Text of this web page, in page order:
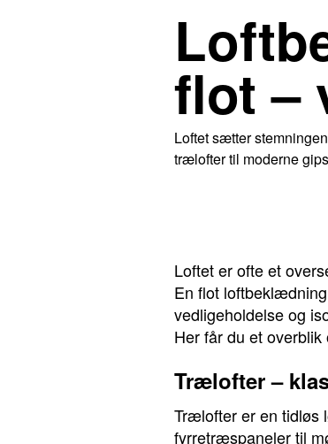
flot –
Loftet sætter
trælofter til moderne
Loftet er ofte et
En flot
vedligeholdelse og
Her får du et
Trælofter –
Trælofter er en tidløs
fyrretræspaneler til